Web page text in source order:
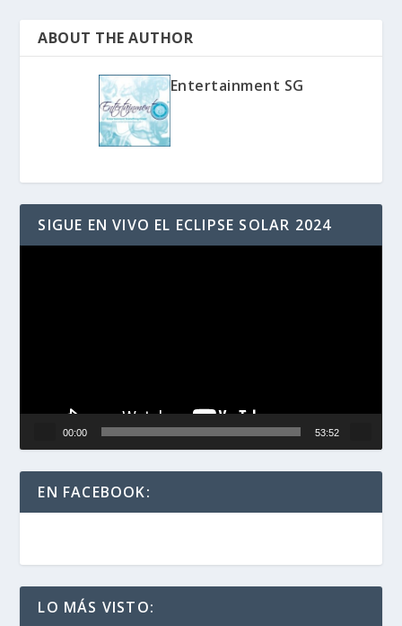
ABOUT THE AUTHOR
Entertainment SG
SIGUE EN VIVO EL ECLIPSE SOLAR 2024
00:00 53:52
EN FACEBOOK:
LO MÁS VISTO: